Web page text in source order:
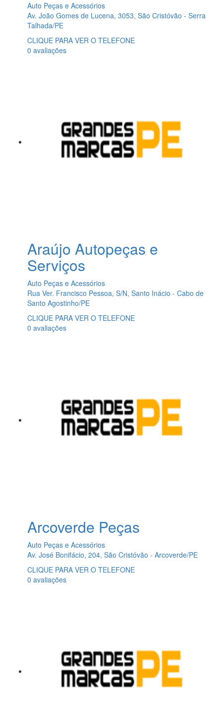
Auto Peças e Acessórios
Av. João Gomes de Lucena, 3053, São Cristóvão - Serra
Talhada/PE
CLIQUE PARA VER O TELEFONE
0 avaliações
Araújo Autopeças e
Serviços
Auto Peças e Acessórios
Rua Ver. Francisco Pessoa, S/N, Santo Inácio - Cabo de
Santo Agostinho/PE
CLIQUE PARA VER O TELEFONE
0 avaliações
Arcoverde Peças
Auto Peças e Acessórios
Av. José Bonifácio, 204, São Cristóvão - Arcoverde/PE
CLIQUE PARA VER O TELEFONE
0 avaliações